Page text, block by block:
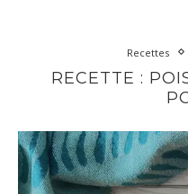
Recettes
RECETTE :